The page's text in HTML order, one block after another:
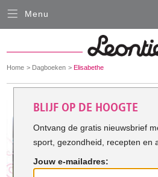
You
here:
Home Dagboeken Elisabethe
Ik
Menu
Sluiten
HARDLOOPKLEDING
FIETSKLEDING
SERVICE
Inloggen
BLIJF OP DE HOOGTE
Ontvang de gratis nieuwsbrief
sport, gezondheid, recepten en
Jouw e-mailadres: